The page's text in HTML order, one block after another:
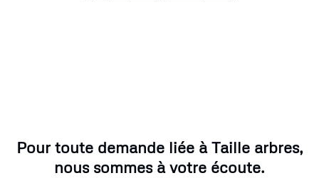
Pour toute demande liée à Taille arbres,
nous sommes à votre écoute.